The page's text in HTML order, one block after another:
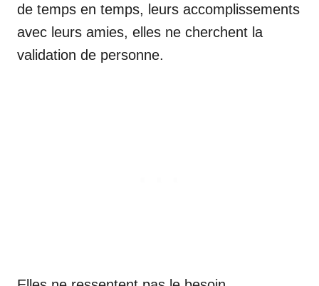
de temps en temps, leurs accomplissements
avec leurs amies, elles ne cherchent la
validation de personne.